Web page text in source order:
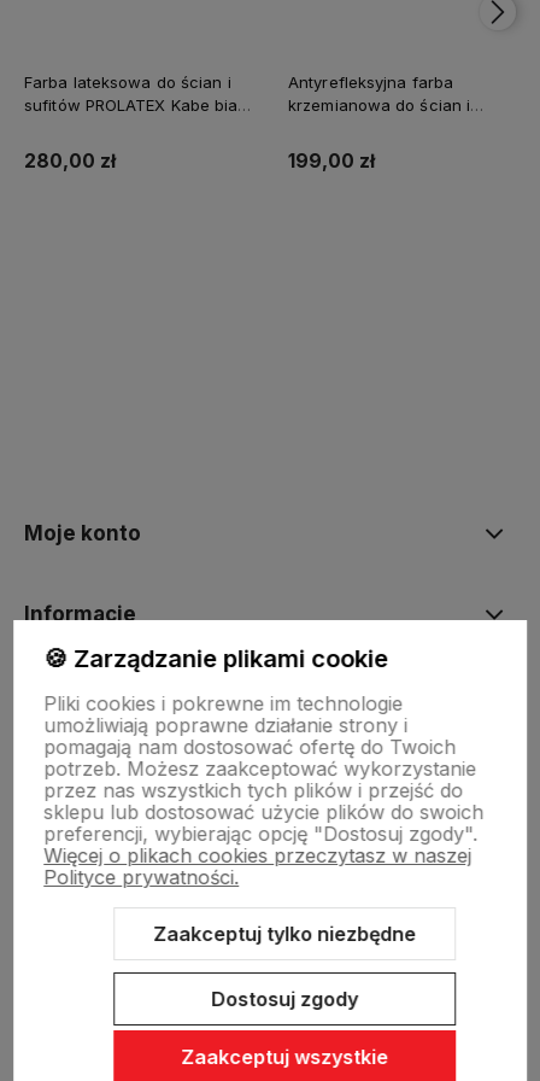
Farba lateksowa do ścian i
sufitów PROLATEX Kabe biała
matowa
280,00 zł
Antyrefleksyjna farba
krzemianowa do ścian i
199,00 zł
Moje konto
Informacje
O nas
Dostawa i płatności
Sklepy stacjonarne
Obsługa hurtowa
🍪 Zarządzanie plikami cookie
Pliki cookies i pokrewne im technologie
umożliwiają poprawne działanie strony i
pomagają nam dostosować ofertę do Twoich
potrzeb. Możesz zaakceptować wykorzystanie
przez nas wszystkich tych plików i przejść do
sklepu lub dostosować użycie plików do swoich
preferencji, wybierając opcję "Dostosuj zgody".
Więcej o plikach cookies przeczytasz w naszej
Polityce prywatności.
Zaakceptuj tylko niezbędne
Dostosuj zgody
Zaakceptuj wszystkie